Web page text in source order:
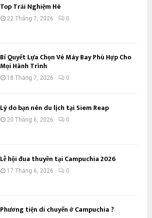
Top Trải Nghiệm Hè
22 Tháng 7, 2026 0
Bí Quyết Lựa Chọn Vé Máy Bay Phù Hợp Cho
Mọi Hành Trình
18 Tháng 7, 2026 0
Lý do bạn nên du lịch tại Siem Reap
20 Tháng 6, 2026 0
Lễ hội đua thuyền tại Campuchia 2026
17 Tháng 6, 2026 0
Phương tiện di chuyển ở Campuchia ?